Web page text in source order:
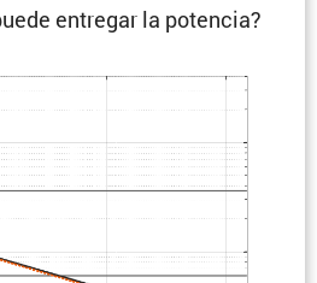
entregar la potencia?